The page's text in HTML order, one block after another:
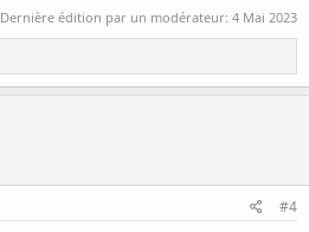
Dernière édition par un modérateur: 4 Mai 2023
#4